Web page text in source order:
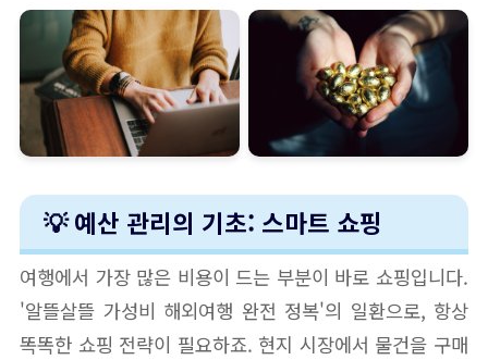
💡 예산 관리의 기초: 스마트 쇼핑
여행에서 가장 많은 비용이 드는 부분이 바로 쇼핑입니다.
'알뜰살뜰 가성비 해외여행 완전 정복'의 일환으로, 항상
똑똑한 쇼핑 전략이 필요하죠. 현지 시장에서 물건을 구매